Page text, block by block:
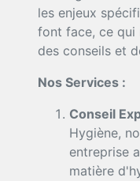
les enjeux
font face, ce qui
des conseils et
Nos Services :
Conseil
Hygiène,
entreprise
matière